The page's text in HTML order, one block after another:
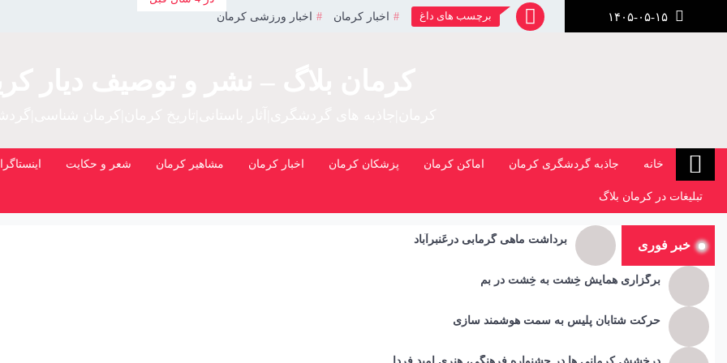
برچسب های داغ اخبار کرمان اخبار ورزشی کرمان
خانه جاذبه گردشگری کرمان اماکن کرمان پزشکان کرمان اخبار کرمان مشاهیر کرمان شعر و حکایت
تبلیغات در کرمان بلاگ
خبر فوری برداشت ماهی گرمابی درعَنبرآباد
برگزاری همایش خِشت به خِشت در بم
حرکت شتابان پلیس به سمت هوشمند سازی